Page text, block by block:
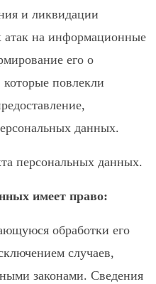
и ликвидации
атак на информационные
его о
повлекли
данных.
персональных данных.
имеет право:
обработки его
случаев,
законами. Сведения